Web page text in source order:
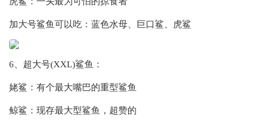
加大号鲨鱼可以吃：蓝色水母、巨口鲨、虎鲨
6、超大号(XXL)鲨鱼：
姥鲨：有个最大嘴巴的重型鲨鱼
鲸鲨：现存最大型鲨鱼，超赞的